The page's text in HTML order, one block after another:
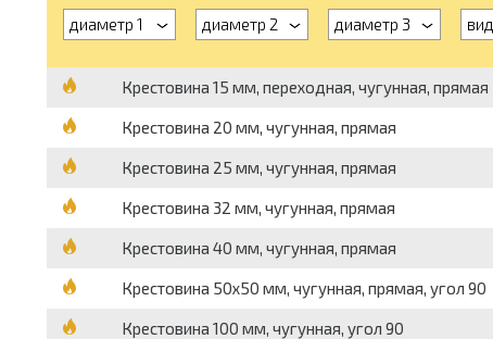
диаметр 1 диаметр 2 диаметр 3 вид
Крестовина 15 мм, переходная, чугунная, прямая
Крестовина 20 мм, чугунная, прямая
Крестовина 25 мм, чугунная, прямая
Крестовина 32 мм, чугунная, прямая
Крестовина 40 мм, чугунная, прямая
Крестовина 50х50 мм, чугунная, прямая, угол 90
Крестовина 100 мм, чугунная, угол 90